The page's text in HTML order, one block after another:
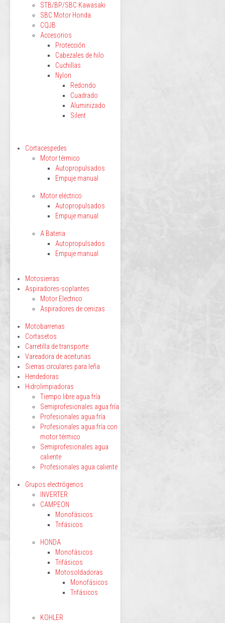
STB/BP/SBC Kawasaki
SBC Motor Honda
CQJB
Accesorios
Protección
Cabezales de hilo
Cuchillas
Nylon
Redondo
Cuadrado
Aluminizado
Silent
Cortacespedes
Motor térmico
Autopropulsados
Empuje manual
Motor eléctrico
Autopropulsados
Empuje manual
A Bateria
Autopropulsados
Empuje manual
Motosierras
Aspiradores-soplantes
Motor Electrico
Aspiradores de cenizas
Motobarrenas
Cortasetos
Carretilla de transporte
Vareadora de aceitunas
Sierras circulares para leña
Hendedoras
Hidrolimpiadoras
Tiempo libre agua fría
Semiprofesionales agua fría
Profesionales agua fría
Profesionales agua fría con
motor térmico
Semiprofesionales agua
caliente
Profesionales agua caliente
Grupos electrógenos
INVERTER
CAMPEON
Monofásicos
Trifásicos
HONDA
Monofásicos
Trifásicos
Motosoldadoras
Monofásicos
Trifásicos
KOHLER